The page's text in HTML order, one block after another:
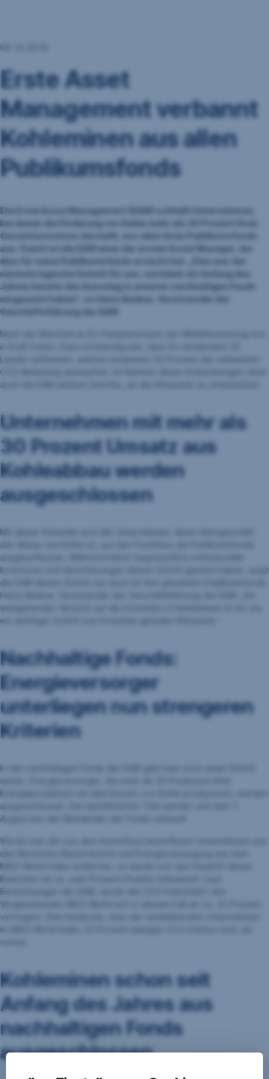
06.10.2016
Erste Asset
Management verbannt
Kohleminen aus allen
Publikumsfonds
Die Erste Asset Management (EAM) schließt Unternehmen,
bei denen die Förderung von Kohle mehr als 30 Prozent ihres
Gesamtumsatzes darstellt, aus allen ihren Publikumsfonds
aus. Damit ist die EAM einer der ersten Asset Manager, der
dies für seine Publikumsfonds erreicht hat. „Dies war der
nächste logische Schritt für uns, nachdem wir Anfang des
Jahres bereits den Ausstieg in unseren nachhaltigen Fonds
umgesetzt haben“, so Heinz Bednar, Vorsitzender der
Geschäftsführung der EAM.
Nach der Mehrheit im EU-Parlament kann der Weltklimavertrag nun
in Kraft treten. Dazu notwendig war, dass ihn mindestens 55
Länder ratifizieren, welche zusammen 55 Prozent der weltweiten
CO2-Belastung ausmachen. Im Rahmen dieser Entwicklungen setzt
auch die EAM weitere Schritte, um die Klimaziele zu unterstützen.
Unternehmen mit mehr als
30 Prozent Umsatz aus
Kohleabbau werden
ausgeschlossen
Mit dieser Schwelle sind alle Unternehmen, deren Kerngeschäft
der Abbau von Kohle ist, aus den Portfolios der Publikumsfonds
ausgeschlossen. Während bisher hauptsächlich institutionelle
Investoren und Versicherungen diesen Schritt gesetzt haben, wagt
die EAM diesen Schritt nun auch für ihre gesamten Publikumsfonds.
Heinz Bednar, Vorsitzender der Geschäftsführung der EAM: „Ein
weitgehender Verzicht auf die Investition in Kohleminen ist für uns
ein wichtiger Schritt zum Erreichen globaler Klimaziele.“
Nachhaltige Fonds:
Energieversorger
unterliegen nun strengeren
Kriterien
In den nachhaltigen Fonds der EAM geht man noch einen Schritt
weiter. Energieversorger, die mehr als 20 Produzent ihrer
Energieproduktion mit dem Einsatz von Kohle produzieren, werden
ausgeschlossen. Die identifizierten Titel werden seit dem 1.
August aus den Beständen der Fonds verkauft.
Würde man die von dem Ausschluss betroffenen Unternehmen aus
den Bereichen Basisindustrie und Energieversorgung aus dem
MSCI World Index entfernen, so würde sich das Gewicht dieser
Branchen um ca. zwei Prozent-Punkte reduzieren. Laut
Berechnungen der EAM, würde die CO2-Intenstität1 des
Vergleichsindex MSCI World sich in diesem Fall um ca. 32 Prozent
verringern. Dies bedeutet, dass die verbleibenden Unternehmen
im MSCI World Index 32 Prozent weniger CO2-intensiv sind, als
vorher.
Kohleminen schon seit
Anfang des Jahres aus
nachhaltigen Fonds
ausgeschlossen